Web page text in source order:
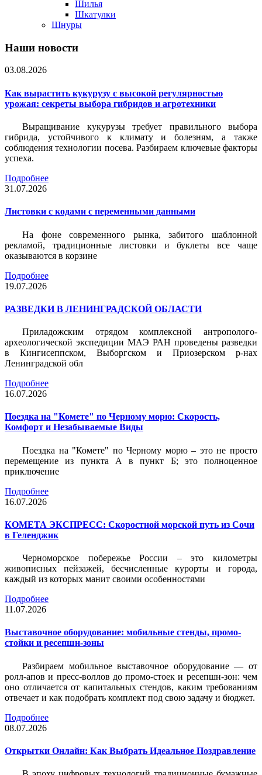
Шилья
Шкатулки
Шнуры
Наши новости
03.08.2026
Как вырастить кукурузу с высокой регулярностью
урожая: секреты выбора гибридов и агротехники
Выращивание кукурузы требует правильного выбора
гибрида, устойчивого к климату и болезням, а также
соблюдения технологии посева. Разбираем ключевые факторы
успеха.
Подробнее
31.07.2026
Листовки c кодами с переменными данными
На фоне современного рынка, забитого шаблонной
рекламой, традиционные листовки и буклеты все чаще
оказываются в корзине
Подробнее
19.07.2026
РАЗВЕДКИ В ЛЕНИНГРАДСКОЙ ОБЛАСТИ
Приладожским отрядом комплексной антрополого-
археологической экспедиции МАЭ РАН проведены разведки
в Кингисеппском, Выборгском и Приозерском р-нах
Ленинградской обл
Подробнее
16.07.2026
Поездка на "Комете" по Черному морю: Скорость,
Комфорт и Незабываемые Виды
Поездка на "Комете" по Черному морю – это не просто
перемещение из пункта А в пункт Б; это полноценное
приключение
Подробнее
16.07.2026
КОМЕТА ЭКСПРЕСС: Скоростной морской путь из Сочи
в Геленджик
Черноморское побережье России – это километры
живописных пейзажей, бесчисленные курорты и города,
каждый из которых манит своими особенностями
Подробнее
11.07.2026
Выставочное оборудование: мобильные стенды, промо-
стойки и ресепшн-зоны
Разбираем мобильное выставочное оборудование — от
ролл-апов и пресс-воллов до промо-стоек и ресепшн-зон: чем
оно отличается от капитальных стендов, каким требованиям
отвечает и как подобрать комплект под свою задачу и бюджет.
Подробнее
08.07.2026
Открытки Онлайн: Как Выбрать Идеальное Поздравление